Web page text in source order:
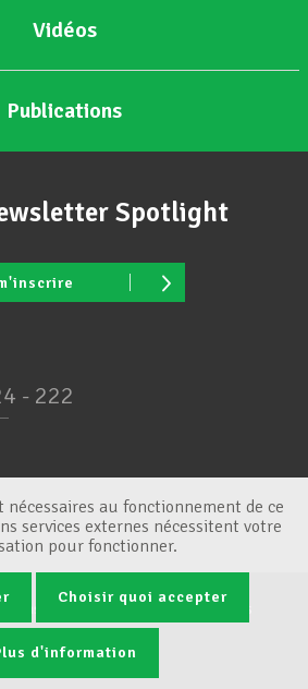
Vidéos
Publications
Spotlight
- 222
générales Gestion des cookies
nécessaires au fonctionnement de ce
services externes nécessitent votre
pour fonctionner.
Choisir quoi accepter
d'information